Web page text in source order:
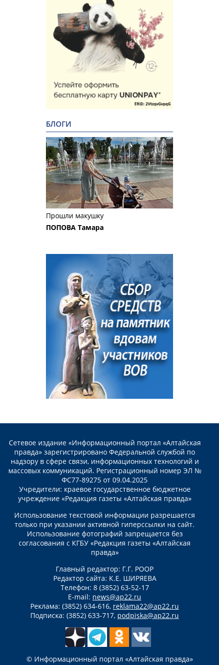
БЛОГИ
Прошли макушку
ПОПОВА Тамара
Сетевое издание «Информационный портал «Алтайская
правда» зарегистрировано Федеральной службой по
надзору в сфере связи, информационных технологий и
массовых коммуникаций. Регистрационный номер ЭЛ №
ФС77-89275 от 09.04.2025
Учредители: краевое государственное бюджетное
учреждение «Редакция газеты «Алтайская правда»
Использование текстовой информации разрешается
только при указании активной гиперссылки на сайт.
Использование фотографий запрещается без
согласования с КГБУ «Редакция газеты «Алтайская
правда»
Главный редактор: Г.Г. РООР
Редактор сайта: К.Е. ШИРЯЕВА
Телефон: 8 (3852) 63-52-17
E-mail: news@ap22.ru
Реклама: (3852) 634-616, reklama22@ap22.ru
Подписка: (3852) 633-717, podpiska@ap22.ru
© Информационный портал «Алтайская правда»